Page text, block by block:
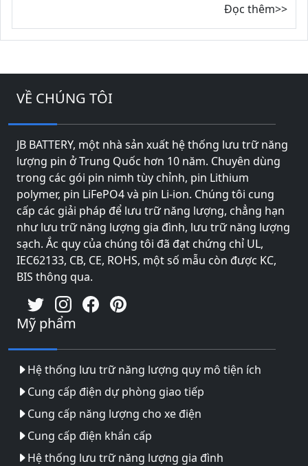
Đọc thêm>>
VỀ CHÚNG TÔI
JB BATTERY, một nhà sản xuất hệ thống lưu trữ năng
lượng pin ở Trung Quốc hơn 10 năm. Chuyên dùng
trong các gói pin nimh tùy chỉnh, pin Lithium
polymer, pin LiFePO4 và pin Li-ion. Chúng tôi cung
cấp các giải pháp để lưu trữ năng lượng, chẳng hạn
như lưu trữ năng lượng gia đình, lưu trữ năng lượng
sạch. Ắc quy của chúng tôi đã đạt chứng chỉ UL,
IEC62133, CB, CE, ROHS, một số mẫu còn được KC,
BIS thông qua.
Mỹ phẩm
Hệ thống lưu trữ năng lượng quy mô tiện ích
Cung cấp điện dự phòng giao tiếp
Cung cấp năng lượng cho xe điện
Cung cấp điện khẩn cấp
Hệ thống lưu trữ năng lượng gia đình